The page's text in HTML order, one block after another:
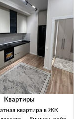
Квартиры
квартира в ЖК